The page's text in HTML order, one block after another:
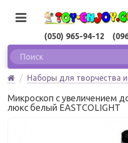
(050) 965-94-12
Наборы для творчества
Микроскоп с увеличением
люкс белый EASTCOLIGHT
Микроскоп с увеличением
люкс белый EASTCOLIGHT